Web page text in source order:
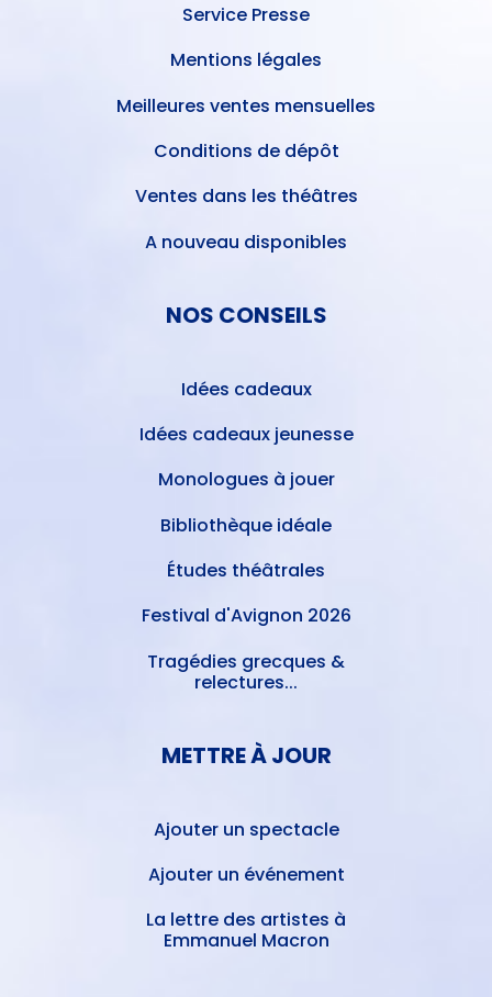
Service Presse
Mentions légales
Meilleures ventes mensuelles
Conditions de dépôt
Ventes dans les théâtres
A nouveau disponibles
NOS CONSEILS
Idées cadeaux
Idées cadeaux jeunesse
Monologues à jouer
Bibliothèque idéale
Études théâtrales
Festival d'Avignon 2026
Tragédies grecques &
relectures...
METTRE À JOUR
Ajouter un spectacle
Ajouter un événement
La lettre des artistes à
Emmanuel Macron